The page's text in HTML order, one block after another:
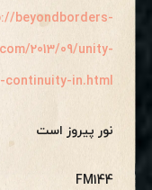
beyondborders-
2013/09/unity-
continuity-in.html
نور پیروز است
FM144